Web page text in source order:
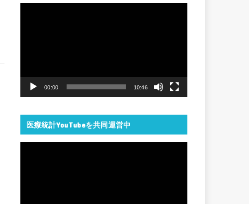
ヤ
00:00 10:46
医療統計YouTubeを共同運営中